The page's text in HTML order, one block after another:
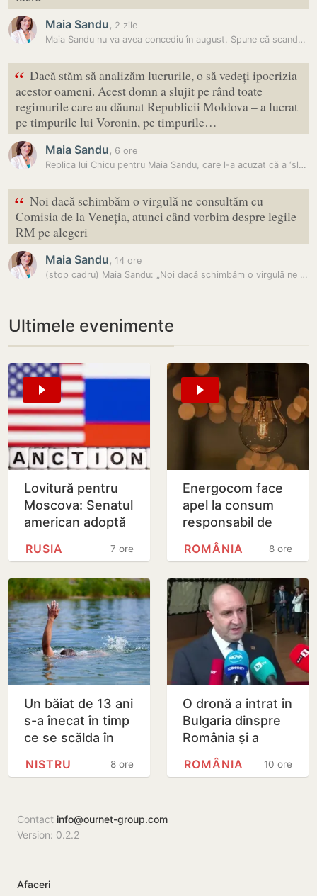
Maia Sandu, 2 zile
Maia Sandu nu va avea concediu în august. Spune că scandalul de la…
“ Dacă stăm să analizăm lucrurile, o să vedeți ipocrizia
acestor oameni. Acest domn a slujit pe rând toate
regimurile care au dăunat Republicii Moldova – a lucrat
pe timpurile lui Voronin, pe timpurile…
Maia Sandu, 6 ore
Replica lui Chicu pentru Maia Sandu, care l-a acuzat că a ‘slujit…
“ Noi dacă schimbăm o virgulă ne consultăm cu
Comisia de la Veneția, atunci când vorbim despre legile
RM pe alegeri
Maia Sandu, 14 ore
(stop cadru) Maia Sandu: „Noi dacă schimbăm o virgulă ne consultăm cu…
Ultimele evenimente
Lovitură pentru
Moscova: Senatul
american adoptă
împotriva Rusiei7 ore
RUSIA
Energocom face
apel la consum
responsabil de
energie în orele
de vârfe vârf
8 ore
ROMÂNIA
Un băiat de 13 ani
s-a înecat în timp
ce se scălda în
neautorizată din8 ore
NISTRU
O dronă a intrat în
Bulgaria dinspre
România și a
explodat în
apropierea unui10 ore
ROMÂNIA
Contact info@ournet-group.com
Version: 0.2.2
Afaceri